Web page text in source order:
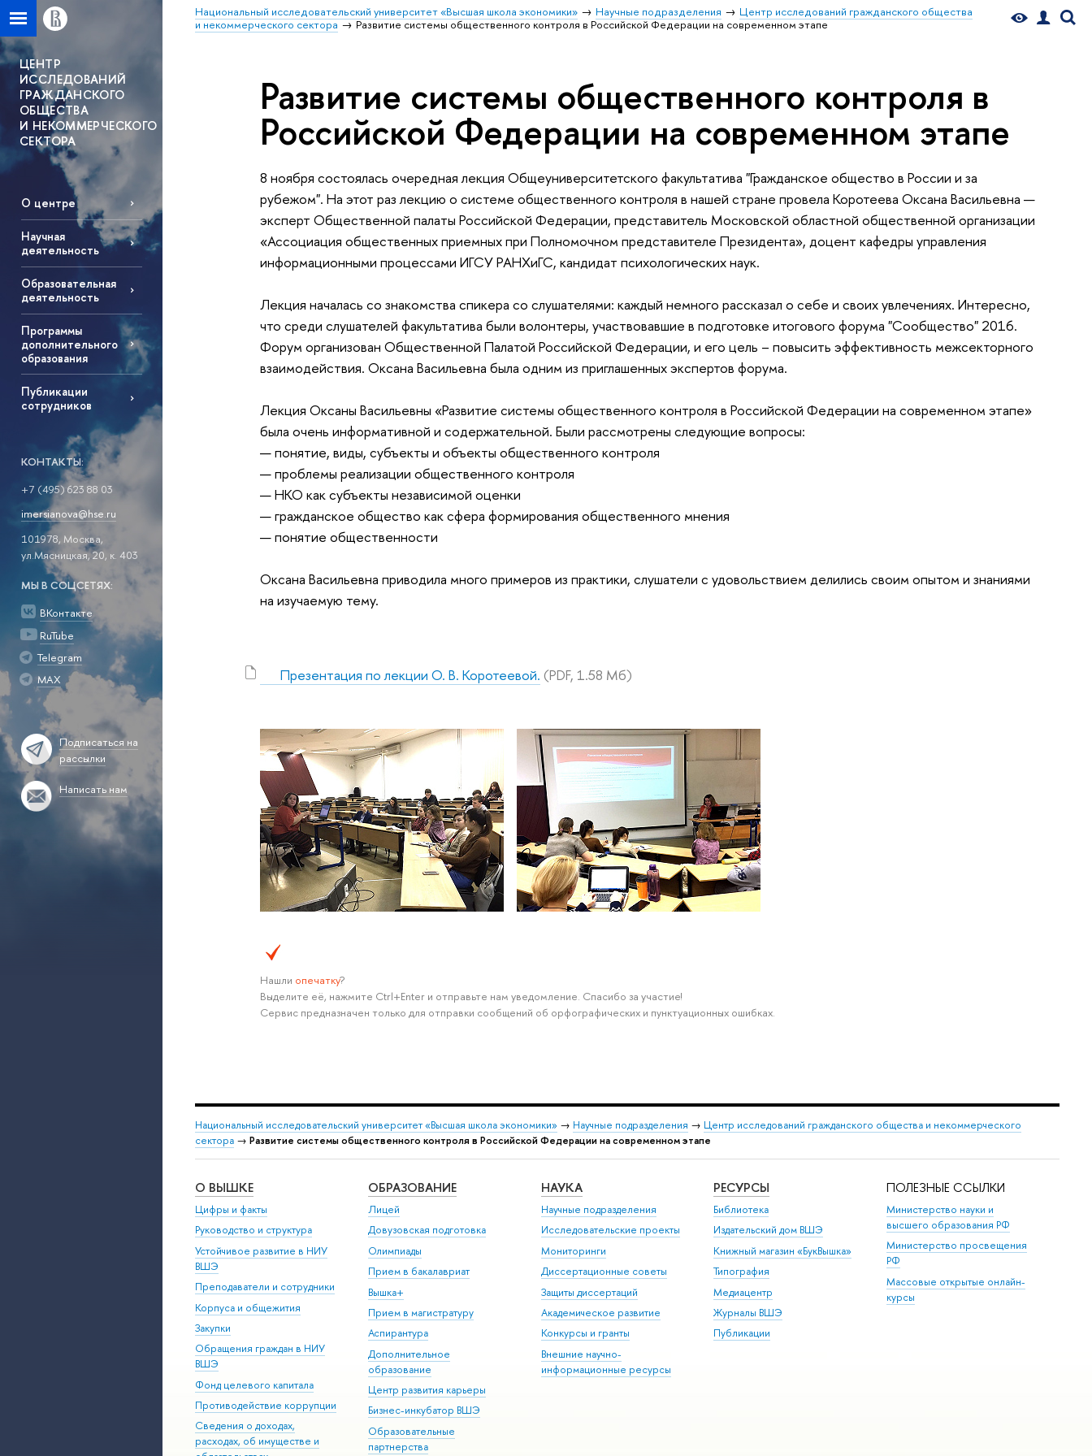
Национальный исследовательский университет «Высшая школа экономики» Научные подразделения
Центр исследований гражданского общества
и некоммерческого сектора
Развитие системы общественного контроля в Российской Федерации на современном этапе
ЦЕНТР
ИССЛЕДОВАНИЙ
ГРАЖДАНСКОГО
ОБЩЕСТВА
И НЕКОММЕРЧЕСКОГО
СЕКТОРА
О центре
Научная
деятельность
Образовательная
деятельность
Программы
дополнительного
образования
Публикации
сотрудников
КОНТАКТЫ:
+7 (495) 623 88 03
imersianova@hse.ru
101978, Москва,
ул.Мясницкая, 20, к. 403
МЫ В СОЦСЕТЯХ:
ВКонтакте
RuTube
Telegram
MAX
Подписаться на
рассылки
Написать нам
Развитие системы общественного контроля в
Российской Федерации на современном этапе
8 ноября состоялась очередная лекция Общеуниверситетского факультатива "Гражданское общество в России и за
рубежом". На этот раз лекцию о системе общественного контроля в нашей стране провела Коротеева Оксана Васильевна —
эксперт Общественной палаты Российской Федерации, представитель Московской областной общественной организации
«Ассоциация общественных приемных при Полномочном представителе Президента», доцент кафедры управления
информационными процессами ИГСУ РАНХиГС, кандидат психологических наук.
Лекция началась со знакомства спикера со слушателями: каждый немного рассказал о себе и своих увлечениях. Интересно,
что среди слушателей факультатива были волонтеры, участвовавшие в подготовке итогового форума "Сообщество" 2016.
Форум организован Общественной Палатой Российской Федерации, и его цель – повысить эффективность межсекторного
взаимодействия. Оксана Васильевна была одним из приглашенных экспертов форума.
Лекция Оксаны Васильевны «Развитие системы общественного контроля в Российской Федерации на современном этапе»
была очень информативной и содержательной. Были рассмотрены следующие вопросы:
— понятие, виды, субъекты и объекты общественного контроля
— проблемы реализации общественного контроля
— НКО как субъекты независимой оценки
— гражданское общество как сфера формирования общественного мнения
— понятие общественности
Оксана Васильевна приводила много примеров из практики, слушатели с удовольствием делились своим опытом и знаниями
на изучаемую тему.
Презентация по лекции О. В. Коротеевой. (PDF, 1.58 Мб)
Нашли опечатку?
Выделите её, нажмите Ctrl+Enter и отправьте нам уведомление. Спасибо за участие!
Сервис предназначен только для отправки сообщений об орфографических и пунктуационных ошибках.
Национальный исследовательский университет «Высшая школа экономики» → Научные подразделения → Центр исследований гражданского общества и некоммерческого
сектора → Развитие системы общественного контроля в Российской Федерации на современном этапе
О ВЫШКЕ
Цифры и факты
Руководство и структура
Устойчивое развитие в НИУ
ВШЭ
Преподаватели и сотрудники
Корпуса и общежития
Закупки
Обращения граждан в НИУ
ВШЭ
Фонд целевого капитала
Противодействие коррупции
Сведения о доходах,
расходах, об имуществе и
ОБРАЗОВАНИЕ
Лицей
Довузовская подготовка
Олимпиады
Прием в бакалавриат
Вышка+
Прием в магистратуру
Аспирантура
Дополнительное
образование
Центр развития карьеры
Бизнес-инкубатор ВШЭ
Образовательные
партнерства
НАУКА
Научные подразделения
Исследовательские проекты
Мониторинги
Диссертационные советы
Защиты диссертаций
Академическое развитие
Конкурсы и гранты
Внешние научно-
информационные ресурсы
РЕСУРСЫ
Библиотека
Издательский дом ВШЭ
Книжный магазин «БукВышка»
Типография
Медиацентр
Журналы ВШЭ
Публикации
ПОЛЕЗНЫЕ ССЫЛКИ
Министерство науки и
высшего образования РФ
Министерство просвещения
РФ
Массовые открытые онлайн-
курсы